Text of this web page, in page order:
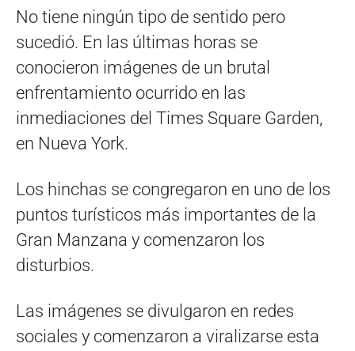
No tiene ningún tipo de sentido pero
sucedió. En las últimas horas se
conocieron imágenes de un brutal
enfrentamiento ocurrido en las
inmediaciones del Times Square Garden,
en Nueva York.
Los hinchas se congregaron en uno de los
puntos turísticos más importantes de la
Gran Manzana y comenzaron los
disturbios.
Las imágenes se divulgaron en redes
sociales y comenzaron a viralizarse esta